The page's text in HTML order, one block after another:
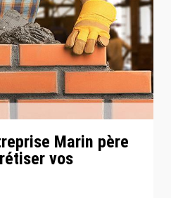
Marin père
vos